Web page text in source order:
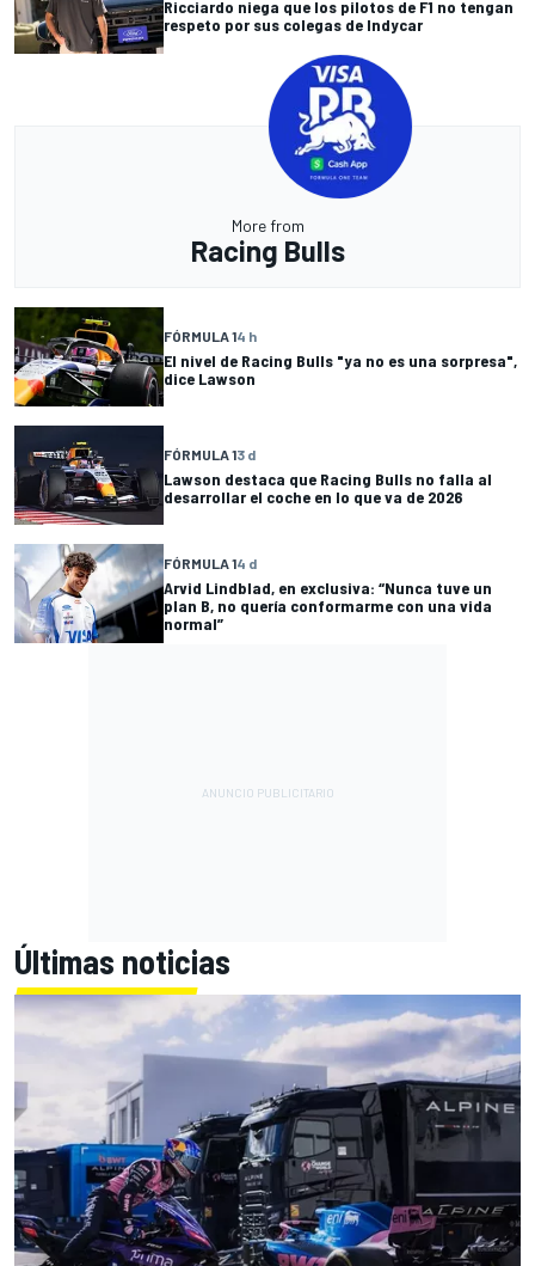
Ricciardo niega que los pilotos de F1 no tengan
respeto por sus colegas de Indycar
More from
Racing Bulls
FÓRMULA 14 h
El nivel de Racing Bulls "ya no es una sorpresa",
dice Lawson
FÓRMULA 13 d
Lawson destaca que Racing Bulls no falla al
desarrollar el coche en lo que va de 2026
FÓRMULA 14 d
Arvid Lindblad, en exclusiva: “Nunca tuve un
plan B, no quería conformarme con una vida
normal”
Últimas noticias